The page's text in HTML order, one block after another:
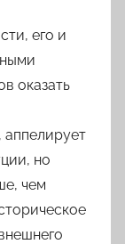
его и
оказать
аппелирует
но
чем